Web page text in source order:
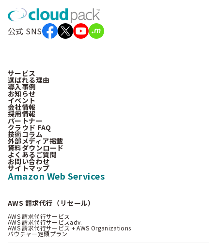
公式 SNS
サービス
選ばれる理由
導入事例
お知らせ
イベント
会社情報
採用情報
パートナー
クラウド FAQ
技術コラム
外部メディア掲載
資料ダウンロード
よくあるご質問
お問い合わせ
サイトマップ
Amazon Web Services
AWS 請求代行（リセール）
AWS 請求代行サービス
AWS 請求代行サービスadv.
AWS 請求代行サービス + AWS Organizations
バウチャー定額プラン